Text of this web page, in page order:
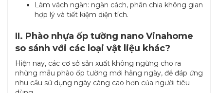
Làm vách ngăn: ngăn cách, phân chia không gian
hợp lý và tiết kiệm diện tích.
II. Phào nhựa ốp tường nano Vinahome
so sánh với các loại vật liệu khác?
Hiện nay, các cơ sở sản xuất không ngừng cho ra
những mẫu phào ốp tường mới hằng ngày, để đáp ứng
nhu cầu sử dụng ngày càng cao hơn của người tiêu